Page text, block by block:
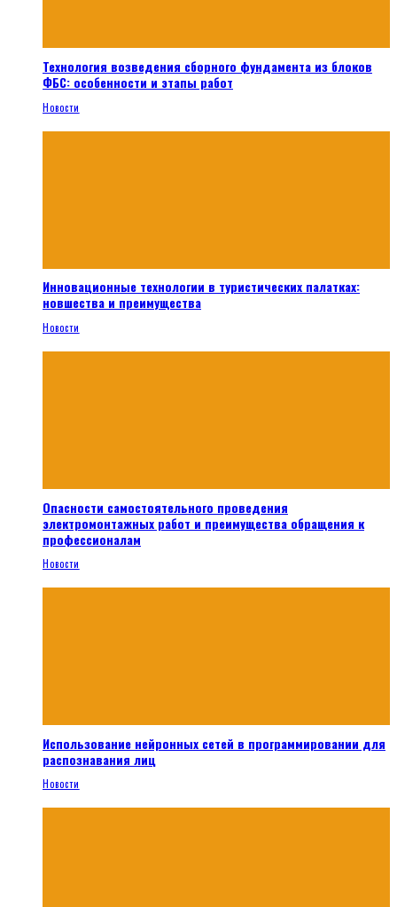
Технология возведения сборного фундамента из блоков
ФБС: особенности и этапы работ
Новости
Инновационные технологии в туристических палатках:
новшества и преимущества
Новости
Опасности самостоятельного проведения
электромонтажных работ и преимущества обращения к
профессионалам
Новости
Использование нейронных сетей в программировании для
распознавания лиц
Новости